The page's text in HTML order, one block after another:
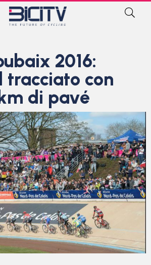
2016:
tracciato con
di pavé